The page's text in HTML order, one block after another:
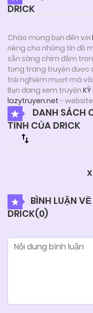
DRICK
Chào mừng bạn đến với
riêng cho những tín đồ
sẵn sàng chìm đắm
từng trang truyện được
trải nghiệm mượt mà
Bạn đang xem truyện
lazytruyen.net -
DANH SÁCH
TÌNH CỦA DRICK
BÌNH LUẬN
DRICK(0)